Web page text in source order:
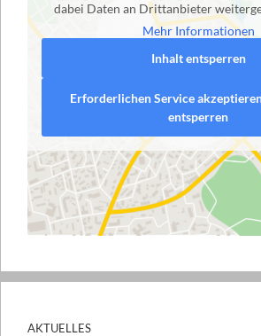
dabei Daten an Drittanbieter
Mehr Informationen
Inhalt entsperren
Erforderlichen Service
entsperren
AKTUELLES